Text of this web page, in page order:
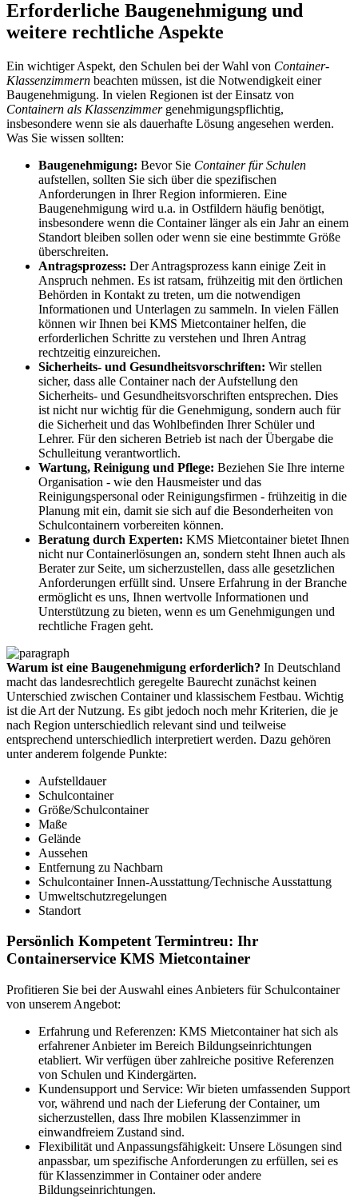
Erforderliche Baugenehmigung und
weitere rechtliche Aspekte
Ein wichtiger Aspekt, den Schulen bei der Wahl von Container-
Klassenzimmern beachten müssen, ist die Notwendigkeit einer
Baugenehmigung. In vielen Regionen ist der Einsatz von
Containern als Klassenzimmergenehmigungspflichtig,
insbesondere wenn sie als dauerhafte Lösung angesehen werden.
Was Sie wissen sollten:
Baugenehmigung: Bevor Sie Container für Schulen
aufstellen, sollten Sie sich über die spezifischen
Anforderungen in Ihrer Region informieren. Eine
Baugenehmigung wird u.a. in Ostfildern häufig benötigt,
insbesondere wenn die Container länger als ein Jahr an einem
Standort bleiben sollen oder wenn sie eine bestimmte Größe
überschreiten.
Antragsprozess: Der Antragsprozess kann einige Zeit in
Anspruch nehmen. Es ist ratsam, frühzeitig mit den örtlichen
Behörden in Kontakt zu treten, um die notwendigen
Informationen und Unterlagen zu sammeln. In vielen Fällen
können wir Ihnen bei KMS Mietcontainer helfen, die
erforderlichen Schritte zu verstehen und Ihren Antrag
rechtzeitig einzureichen.
Sicherheits- und Gesundheitsvorschriften: Wir stellen
sicher, dass alle Container nach der Aufstellung den
Sicherheits- und Gesundheitsvorschriften entsprechen. Dies
ist nicht nur wichtig für die Genehmigung, sondern auch für
die Sicherheit und das Wohlbefinden Ihrer Schüler und
Lehrer. Für den sicheren Betrieb ist nach der Übergabe die
Schulleitung verantwortlich.
Wartung, Reinigung und Pflege: Beziehen Sie Ihre interne
Organisation - wie den Hausmeister und das
Reinigungspersonal oder Reinigungsfirmen - frühzeitig in die
Planung mit ein, damit sie sich auf die Besonderheiten von
Schulcontainern vorbereiten können.
Beratung durch Experten: KMS Mietcontainer bietet Ihnen
nicht nur Containerlösungen an, sondern steht Ihnen auch als
Berater zur Seite, um sicherzustellen, dass alle gesetzlichen
Anforderungen erfüllt sind. Unsere Erfahrung in der Branche
ermöglicht es uns, Ihnen wertvolle Informationen und
Unterstützung zu bieten, wenn es um Genehmigungen und
rechtliche Fragen geht.
Warum ist eine Baugenehmigung erforderlich? In Deutschland
macht das landesrechtlich geregelte Baurecht zunächst keinen
Unterschied zwischen Container und klassischem Festbau. Wichtig
ist die Art der Nutzung. Es gibt jedoch noch mehr Kriterien, die je
nach Region unterschiedlich relevant sind und teilweise
entsprechend unterschiedlich interpretiert werden. Dazu gehören
unter anderem folgende Punkte:
Aufstelldauer
Schulcontainer
Größe/Schulcontainer
Maße
Gelände
Aussehen
Entfernung zu Nachbarn
Schulcontainer Innen-Ausstattung/Technische Ausstattung
Umweltschutzregelungen
Standort
Persönlich Kompetent Termintreu: Ihr
Containerservice KMS Mietcontainer
Profitieren Sie bei der Auswahl eines Anbieters für Schulcontainer
von unserem Angebot:
Erfahrung und Referenzen: KMS Mietcontainer hat sich als
erfahrener Anbieter im Bereich Bildungseinrichtungen
etabliert. Wir verfügen über zahlreiche positive Referenzen
von Schulen und Kindergärten.
Kundensupport und Service: Wir bieten umfassenden Support
vor, während und nach der Lieferung der Container, um
sicherzustellen, dass Ihre mobilen Klassenzimmer in
einwandfreiem Zustand sind.
Flexibilität und Anpassungsfähigkeit: Unsere Lösungen sind
anpassbar, um spezifische Anforderungen zu erfüllen, sei es
für Klassenzimmer in Container oder andere
Bildungseinrichtungen.